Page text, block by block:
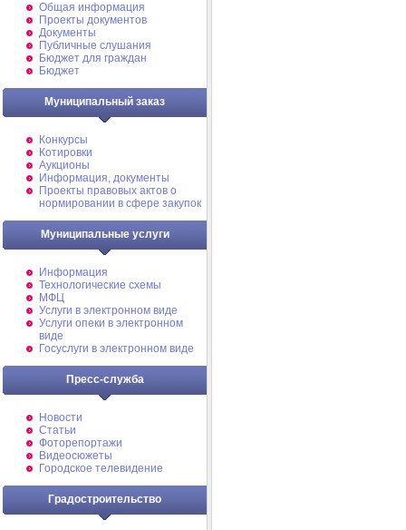
Общая информация
Проекты документов
Документы
Публичные слушания
Бюджет для граждан
Бюджет
Муниципальный заказ
Конкурсы
Котировки
Аукционы
Информация, документы
Проекты правовых актов о
нормировании в сфере закупок
Муниципальные услуги
Информация
Технологические схемы
МФЦ
Услуги в электронном виде
Услуги опеки в электронном
виде
Госуслуги в электронном виде
Пресс-служба
Новости
Статьи
Фоторепортажи
Видеосюжеты
Городское телевидение
Градостроительство